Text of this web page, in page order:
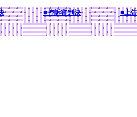
■控訴審判決 ■上